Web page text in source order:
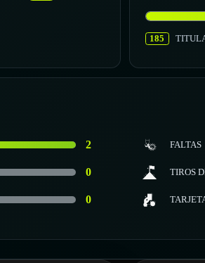
185
2 FALTAS
0 TIROS
0